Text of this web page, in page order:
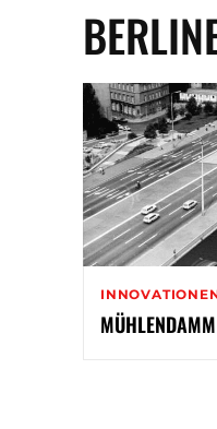
MÜHLENDAMM